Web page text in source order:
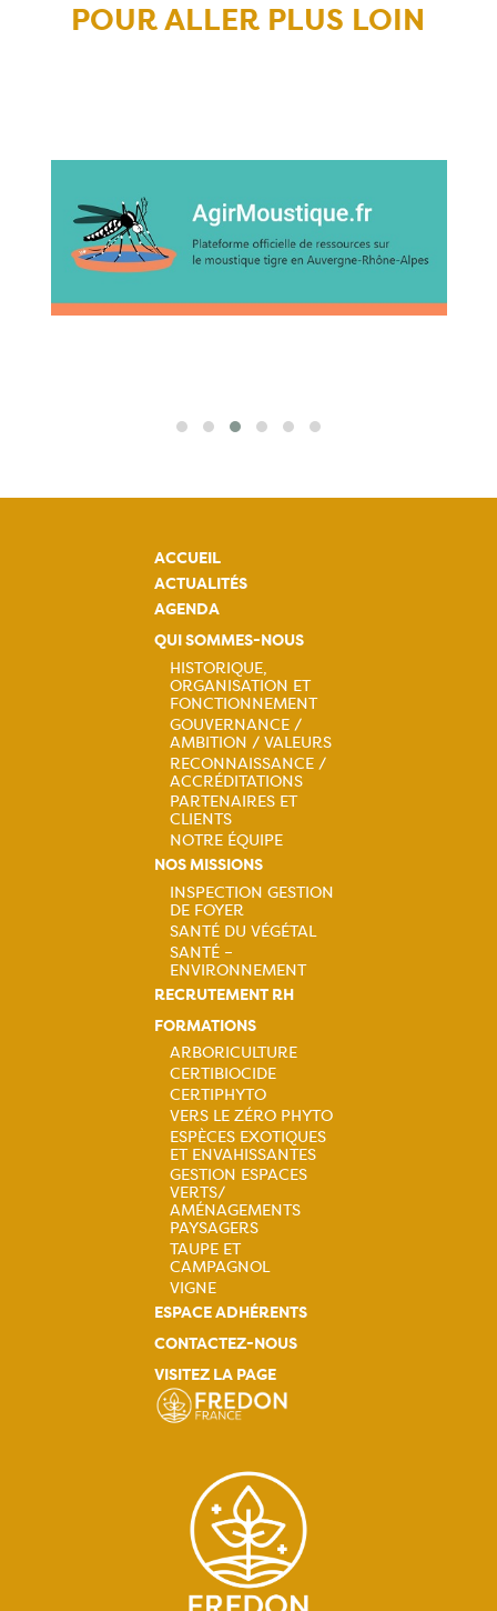
POUR ALLER PLUS LOIN
ACCUEIL
ACTUALITÉS
AGENDA
QUI SOMMES-NOUS
Navigation
principale
HISTORIQUE,
ORGANISATION ET
FONCTIONNEMENT
GOUVERNANCE /
AMBITION / VALEURS
RECONNAISSANCE /
ACCRÉDITATIONS
PARTENAIRES ET
CLIENTS
NOTRE ÉQUIPE
NOS MISSIONS
Navigation
principale
INSPECTION GESTION
DE FOYER
SANTÉ DU VÉGÉTAL
SANTÉ –
ENVIRONNEMENT
RECRUTEMENT RH
FORMATIONS
Navigation
principale
ARBORICULTURE
CERTIBIOCIDE
CERTIPHYTO
VERS LE ZÉRO PHYTO
ESPÈCES EXOTIQUES
ET ENVAHISSANTES
GESTION ESPACES
VERTS/
AMÉNAGEMENTS
PAYSAGERS
TAUPE ET
CAMPAGNOL
VIGNE
ESPACE ADHÉRENTS
CONTACTEZ-NOUS
VISITEZ LA PAGE